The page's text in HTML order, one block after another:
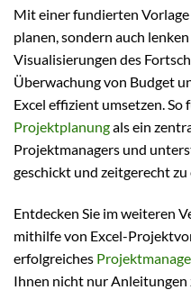
Mit einer fundierten
planen, sondern auch
Visualisierungen des
Überwachung von Budget
Excel effizient umsetzen. So
Projektplanungals ein
Projektmanagers und
geschickt und zeitgerecht zu
Entdecken Sie im weiteren
mithilfe von Excel-
erfolgreiches
Ihnen nicht nur